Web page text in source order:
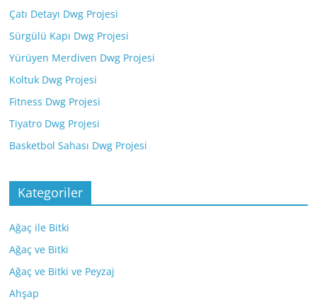
Çatı Detayı Dwg Projesi
Sürgülü Kapı Dwg Projesi
Yürüyen Merdiven Dwg Projesi
Koltuk Dwg Projesi
Fitness Dwg Projesi
Tiyatro Dwg Projesi
Basketbol Sahası Dwg Projesi
Kategoriler
Ağaç ile Bitki
Ağaç ve Bitki
Ağaç ve Bitki ve Peyzaj
Ahşap